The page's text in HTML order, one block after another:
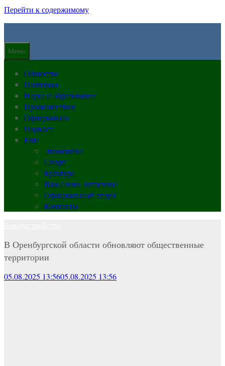
Перейти к содержимому
Меню
Общество
Политика
Наука и образование
Происшествия
Официально
Подкаст
Еще
Экономика
Спорт
Культура
Вам слово, читатели!
Официальный отдел
Контакты
В Оренбургской области обновляют общественные
территории
05.08.2025 13:5605.08.2025 13:56